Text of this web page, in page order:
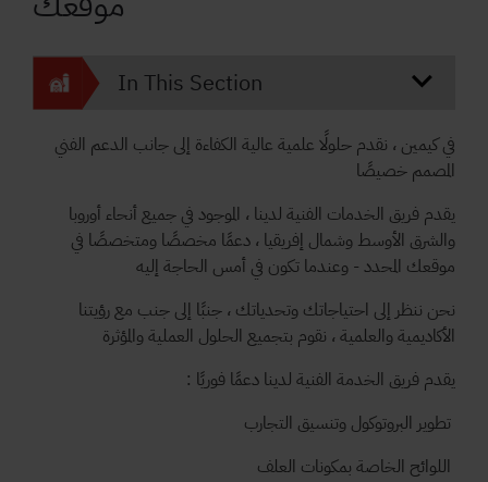
In This Section
في كيمين ، نقدم حلولًا علمية عالية الكفاءة إلى جانب الدعم الفني
المصمم خصيصًا
يقدم فريق الخدمات الفنية لدينا ، الموجود في جميع أنحاء أوروبا
والشرق الأوسط وشمال إفريقيا ، دعمًا مخصصًا ومتخصصًا في
موقعك المحدد - وعندما تكون في أمس الحاجة إليه
نحن ننظر إلى احتياجاتك وتحدياتك ، جنبًا إلى جنب مع رؤيتنا
الأكاديمية والعلمية ، نقوم بتجميع الحلول العملية والمؤثرة
يقدم فريق الخدمة الفنية لدينا دعمًا فوريًا :
تطوير البروتوكول وتنسيق التجارب
اللوائح الخاصة بمكونات العلف